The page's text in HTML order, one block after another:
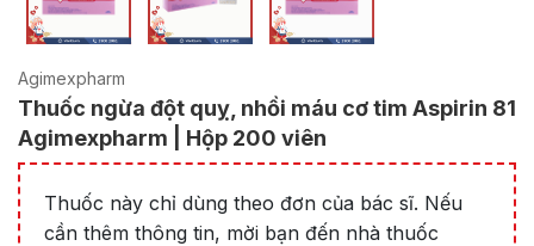
Agimexpharm
Thuốc ngừa đột quỵ, nhồi máu cơ tim Aspirin 81
Agimexpharm | Hộp 200 viên
Thuốc này chỉ dùng theo đơn của bác sĩ. Nếu
cần thêm thông tin, mời bạn đến nhà thuốc